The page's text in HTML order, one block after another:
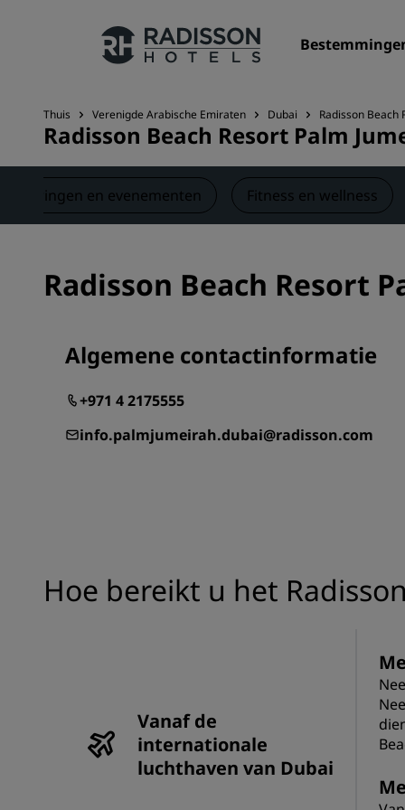
Onze merken
Radisson Hotels Brands
Thuis Verenigde Arabische Emiraten Dubai Radisson Beach
Radisson Beach Resort Palm
en evenementen Fitness en wellness
Radisson Beach Resort
Algemene contactinformatie
+971 4 2175555
info.palmjumeirah.dubai@radisson.com
Hoe bereikt u het
Vanaf de
internationale
luchthaven van Dubai